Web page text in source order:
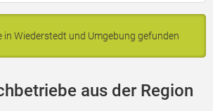
in Wiederstedt und Umgebung gefunden
aus der Region